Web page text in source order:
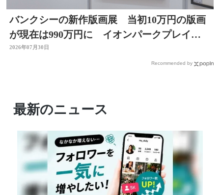
バンクシーの新作版画展 当初10万円の版画
が現在は990万円に イオンパークプレイス
大分店で開催中
2026年07月30日
Recommended by
最新のニュース